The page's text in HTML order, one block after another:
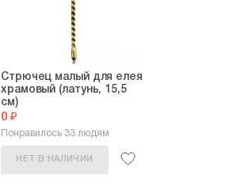
Стрючец малый для елея
храмовый (латунь, 15,5
см)
0 ₽
Понравилось 33 людям
НЕТ В НАЛИЧИИ